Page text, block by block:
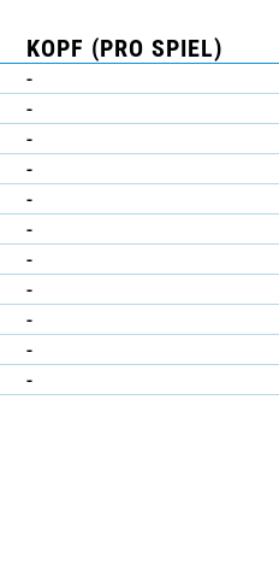
KOPF (PRO SPIEL)
-
-
-
-
-
-
-
-
-
-
-